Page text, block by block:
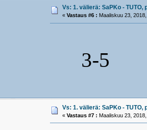
Vs: 1. välierä: SaPKo - TUTO,
«Vastaus #6 : Maaliskuu 23,
3-5
Vs: 1. välierä: SaPKo - TUTO,
«Vastaus #7 : Maaliskuu 23,